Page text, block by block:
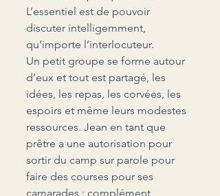
L’essentiel est de pouvoir
discuter intelligemment,
qu’importe l’interlocuteur.
Un petit groupe se forme autour
d’eux et tout est partagé, les
idées, les repas, les corvées, les
espoirs et même leurs modestes
ressources. Jean en tant que
prêtre a une autorisation pour
sortir du camp sur parole pour
faire des courses pour ses
camarades : complément